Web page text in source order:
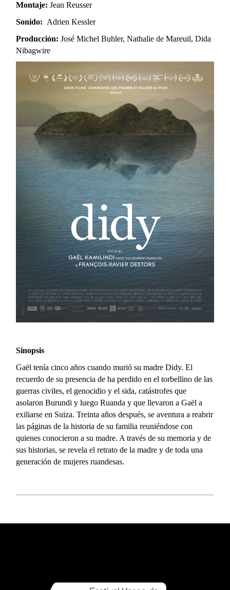
Montaje: Jean Reusser
Sonido: Adrien Kessler
Producción: José Michel Buhler, Nathalie de Mareuil, Dida
Nibagwire
Sinopsis
Gaël tenía cinco años cuando murió su madre Didy. El
recuerdo de su presencia de ha perdido en el torbellino de las
guerras civiles, el genocidio y el sida, catástrofes que
asolaron Burundi y luego Ruanda y que llevaron a Gaël a
exiliarse en Suiza. Treinta años después, se aventura a reabrir
las páginas de la historia de su familia reuniéndose con
quienes conocieron a su madre. A través de su memoria y de
sus historias, se revela el retrato de la madre y de toda una
generación de mujeres ruandesas.